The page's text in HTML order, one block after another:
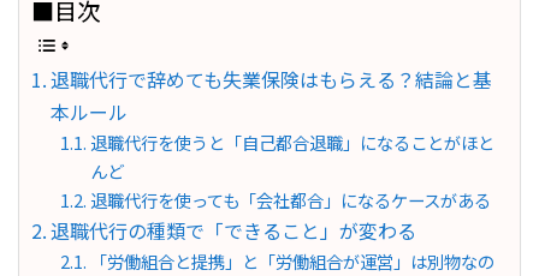
■目次
退職代行で辞めても失業保険はもらえる？結論と基
本ルール
退職代行を使うと「自己都合退職」になることがほと
んど
退職代行を使っても「会社都合」になるケースがある
退職代行の種類で「できること」が変わる
「労働組合と提携」と「労働組合が運営」は別物なの